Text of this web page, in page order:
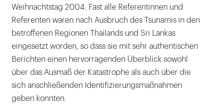
Weihnachtstag 2004. Fast alle Referentinnen und
Referenten waren nach Ausbruch des Tsunamis in den
betroffenen Regionen Thailands und Sri Lankas
eingesetzt worden, so dass sie mit sehr authentischen
Berichten einen hervorragenden Überblick sowohl
über das Ausmaß der Katastrophe als auch über die
sich anschließenden Identifizierungsmaßnahmen
geben konnten.